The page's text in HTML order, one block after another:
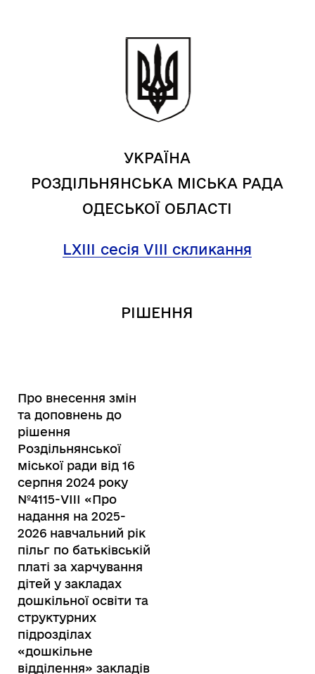
УКРАЇНА
РОЗДІЛЬНЯНСЬКА МІСЬКА РАДА
ОДЕСЬКОЇ ОБЛАСТІ
LXIII сесія VIII скликання
РІШЕННЯ
Про внесення змін
та доповнень до
рішення
Роздільнянської
міської ради від 16
серпня 2024 року
№4115-VIII «Про
надання на 2025-
2026 навчальний рік
пільг по батьківській
платі за харчування
дітей у закладах
дошкільної освіти та
структурних
підрозділах
«дошкільне
відділення» закладів